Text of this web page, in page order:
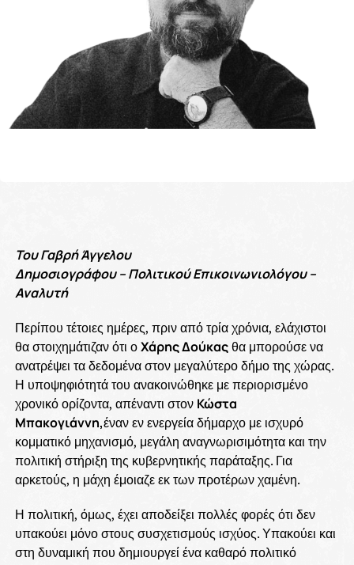
Του Γαβρή Άγγελου
Δημοσιογράφου – Πολιτικού Επικοινωνιολόγου –
Αναλυτή
Περίπου τέτοιες ημέρες, πριν από τρία χρόνια, ελάχιστοι
θα στοιχημάτιζαν ότι οΧάρης Δούκαςθα μπορούσε να
ανατρέψει τα δεδομένα στον μεγαλύτερο δήμο της χώρας.
Η υποψηφιότητά του ανακοινώθηκε με περιορισμένο
χρονικό ορίζοντα, απέναντι στον Κώστα
Μπακογιάννη,έναν εν ενεργεία δήμαρχο με ισχυρό
κομματικό μηχανισμό, μεγάλη αναγνωρισιμότητα και την
πολιτική στήριξη της κυβερνητικής παράταξης. Για
αρκετούς, η μάχη έμοιαζε εκ των προτέρων χαμένη.
Η πολιτική, όμως, έχει αποδείξει πολλές φορές ότι δεν
υπακούει μόνο στους συσχετισμούς ισχύος. Υπακούει και
στη δυναμική που δημιουργεί ένα καθαρό πολιτικό